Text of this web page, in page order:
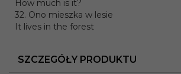
How much is it?
32. Ono mieszka w lesie
It lives in the forest
SZCZEGÓŁY PRODUKTU